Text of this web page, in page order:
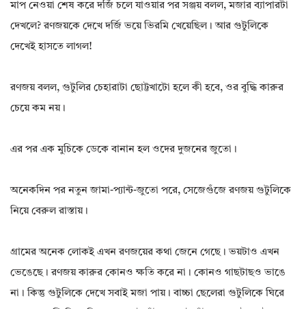
মাপ নেওয়া শেষ করে দর্জি চলে যাওয়ার পর সঞ্জয় বলল, মজার ব্যাপারটা
দেখলে? রণজয়কে দেখে দর্জি ভয়ে ভিরমি খেয়েছিল। আর গুটুলিকে
দেখেই হাসতে লাগল!
রণজয় বলল, গুটুলির চেহারাটা ছোট্টখাটো হলে কী হবে, ওর বুদ্ধি কারুর
চেয়ে কম নয়।
এর পর এক মুচিকে ডেকে বানান হল ওদের দুজনের জুতো।
অনেকদিন পর নতুন জামা-প্যান্ট-জুতো পরে, সেজেগুঁজে রণজয় গুটুলিকে
নিয়ে বেরুল রাস্তায়।
গ্রামের অনেক লোকই এখন রণজয়ের কথা জেনে গেছে। ভয়টাও এখন
ভেঙেছে। রণজয় কারুর কোনও ক্ষতি করে না। কোনও গাছটাছও ভাঙে
না। কিন্তু গুটুলিকে দেখে সবাই মজা পায়। বাচ্চা ছেলেরা গুটুলিকে ঘিরে